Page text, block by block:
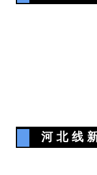
河 北 线